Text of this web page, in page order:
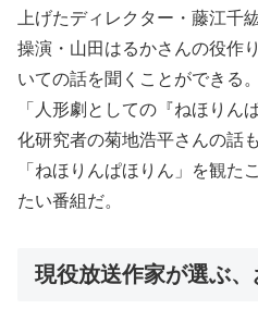
上げたディレクター・藤江千
操演・山田はるかさんの役作
いての話を聞くことができる。
「人形劇としての『ねほりん
化研究者の菊地浩平さんの話
「ねほりんぱほりん」を観た
たい番組だ。
現役放送作家が選ぶ